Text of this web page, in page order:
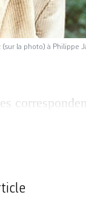
la photo) à